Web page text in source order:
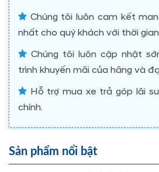
Chúng tôi luôn cam kết
nhất cho quý khách với thời
Chúng tôi luôn cập nhật
trình khuyến mãi của hãng và
Hỗ trợ mua xe trả góp lãi
chính.
Sản phẩm nổi bật